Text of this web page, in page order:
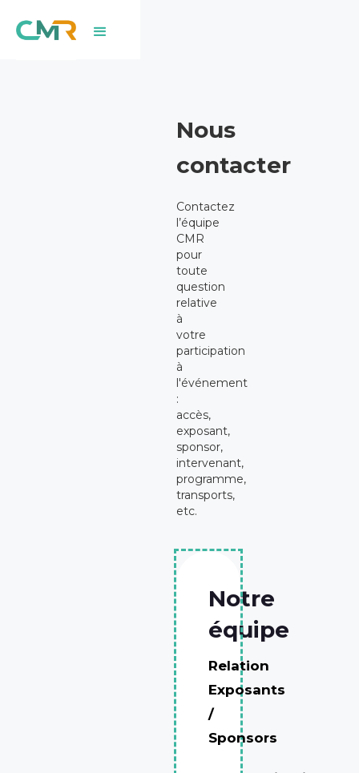
Nous
contacter
Contactez
l’équipe
CMR
pour
toute
question
relative
à
votre
participation
à
l'événement
:
accès,
exposant,
sponsor,
intervenant,
programme,
transports,
etc.
Notre
équipe
Relation
Exposants
/
Sponsors